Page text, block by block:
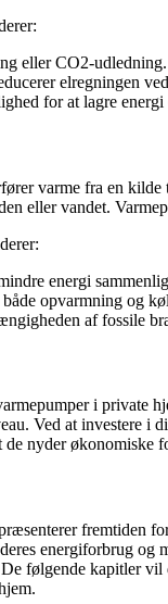
eller CO2-udledning.
elregningen
for at lagre
varme fra en
eller vandet.
energi
opvarmning og
af fossile
i private
Ved at investere i
nyder økonomiske
fremtiden
energiforbrug
følgende kapitler